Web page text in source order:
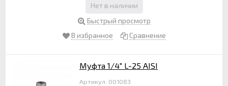
Нет в наличии
Быстрый просмотр
В избранное
Сравнение
Муфта 1/4" L-25 AISI
Артикул: 001083